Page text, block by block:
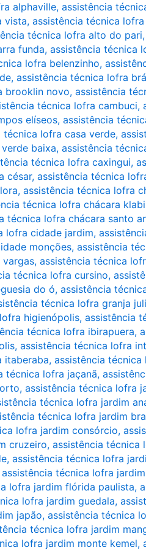
alphaville, assistência
vista, assistência técnica
técnica lofra alto do pari,
funda, assistência técnica
lofra belenzinho,
, assistência técnica lofra
brooklin novo, assistência
técnica lofra cambuci,
elíseos, assistência
técnica lofra casa verde,
baixa, assistência
técnica lofra caxingui,
césar, assistência técnica
, assistência técnica lofra
técnica lofra chácara
técnica lofra chácara santo
lofra cidade jardim,
monções, assistência
, assistência técnica
técnica lofra cursino,
do ó, assistência
técnica lofra granja
higienópolis, assistência
técnica lofra ibirapuera,
, assistência técnica lofra
itaberaba, assistência
técnica lofra jaçanã,
, assistência técnica lofra
técnica lofra jardim
técnica lofra jardim
lofra jardim consórcio,
cruzeiro, assistência técnica
, assistência técnica lofra
assistência técnica lofra
lofra jardim flórida paulista,
lofra jardim guedala,
japão, assistência técnica
técnica lofra jardim
lofra jardim monte kemel,